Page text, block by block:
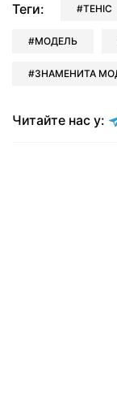
Теги: ТЕНІС
МОДЕЛЬ
ЗНАМЕНИТА
Читайте нас у: